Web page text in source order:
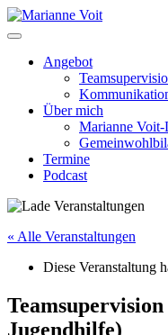
Skip
to
Angebot
Über mich
Marianne
Termine
Podcast
« Alle Veranstaltungen
Diese Veranstaltung
Jugendhilfe)